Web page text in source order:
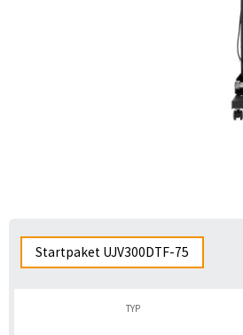
Startpaket UJV300DTF-75
TYP